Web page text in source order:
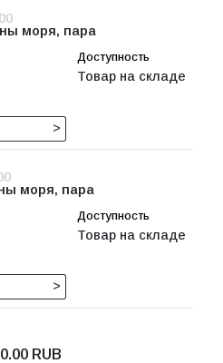
моря, пара
Товар на складе
>
моря, пара
Товар на складе
>
0.00 RUB